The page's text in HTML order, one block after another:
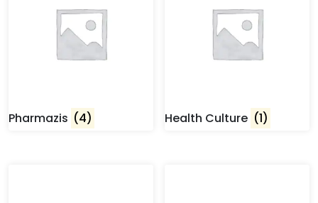
Pharmazis (4) Health Culture (1)